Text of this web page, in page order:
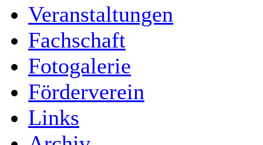
Veranstaltungen
Fachschaft
Fotogalerie
Förderverein
Links